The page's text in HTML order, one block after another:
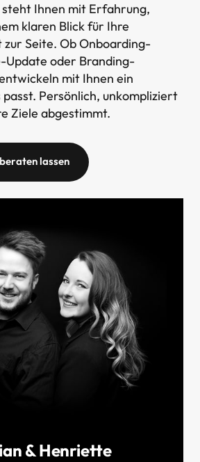
steht Ihnen mit Erfahrung,
klaren Blick für Ihre
Seite. Ob Onboarding-
Update oder Branding-
mit Ihnen ein
Persönlich, unkompliziert
Ziele abgestimmt.
lassen
& Henriette